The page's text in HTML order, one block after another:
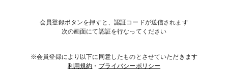
会員登録ボタンを押すと、認証コードが送信されます
次の画面にて認証を行なってください
※会員登録により以下に同意したものとさせていただきます
利用規約 ・ プライバシーポリシー